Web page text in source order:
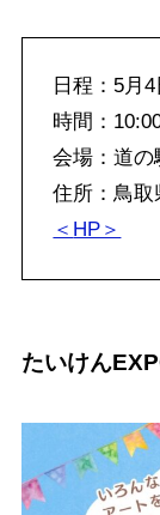
日程：5月4
時間：
会場：道の
住所：鳥取
＜ HP＞
たいけん